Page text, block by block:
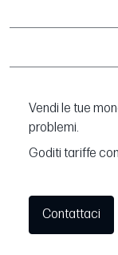
Vendi le tue
problemi.
Goditi tariffe
Contattaci